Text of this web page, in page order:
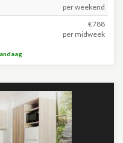
per weekend
€788
per midweek